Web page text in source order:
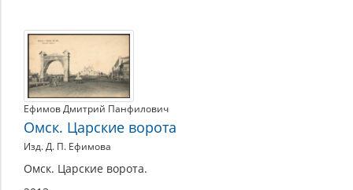
Изобразительные
материалы
Ефимов Дмитрий Панфилович
Омск. Царские ворота
Изд. Д. П. Ефимова
Омск. Царские ворота.